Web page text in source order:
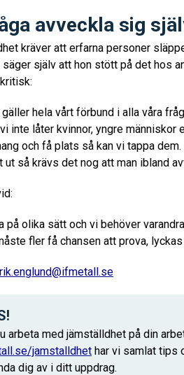
avveckla sig
kräver att erfarna personer
säger själv att hon stött på det hos
hela vårt förbund i alla våra
inte låter kvinnor, yngre människor
och få plats så kan vi tappa
ut så krävs det nog att man ibland
på olika sätt och vi behöver
fler få chansen att prova,
arbeta med jämställdhet på din
jamstalldhethar vi samlat tips
dig av i ditt uppdrag.